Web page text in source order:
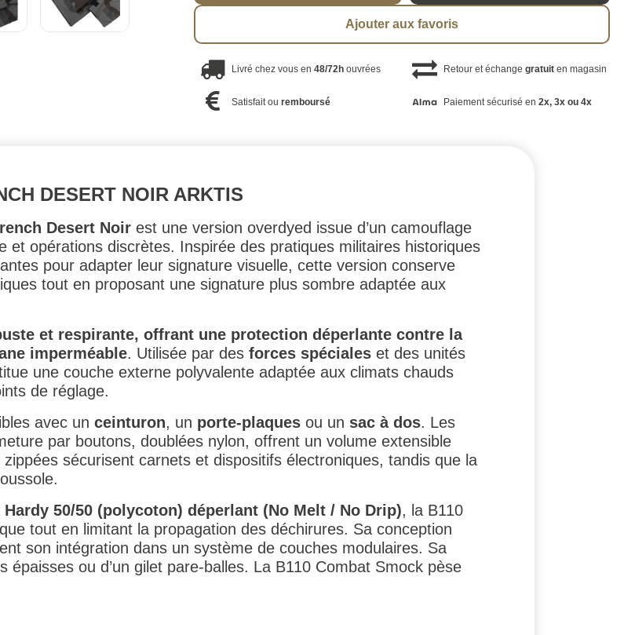
Ajouter aux favoris
Livré chez vous en48/72h ouvrées Retour et échange gratuiten magasin
Satisfait ouremboursé Paiement sécurisé en 2x, 3x ou 4x
DESERT NOIR ARKTIS
Desert Noir est une version overdyed issue d’un camouflage
et opérations discrètes. Inspirée des pratiques militaires historiques
pour adapter leur signature visuelle, cette version conserve
tout en proposant une signature plus sombre adaptée aux
et respirante, offrant une protection déperlante contre la
imperméable. Utilisée par des forces spéciales et des unités
une couche externe polyvalente adaptée aux climats chauds
de réglage.
avec un ceinturon, un porte-plaques ou un sac à dos. Les
par boutons, doublées nylon, offrent un volume extensible
sécurisent carnets et dispositifs électroniques, tandis que la
50/50 (polycoton) déperlant (No Melt / No Drip), la B110
tout en limitant la propagation des déchirures. Sa conception
son intégration dans un système de couches modulaires. Sa
ou d’un gilet pare-balles. La B110 Combat Smock pèse